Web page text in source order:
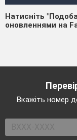
Натисніть
оновленнями на
Вкажіть номер